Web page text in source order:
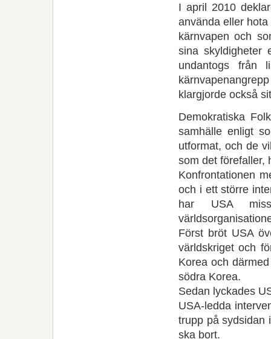
I april 2010
använda eller
kärnvapen och
sina skyldigheter
undantogs från
klargjorde också
Demokratiska
samhälle enligt
utformat, och de
som det förefaller,
Konfrontationen
och i ett större
har USA
Först bröt USA
världskriget och
Korea och
södra Korea.
Sedan lyckades
USA-ledda
trupp på sydsidan
ska bort.